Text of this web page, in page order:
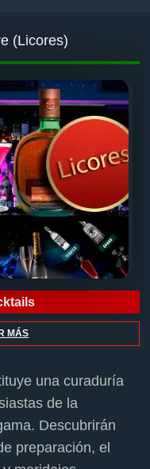
(Licores)
MÁS
una curaduría
de la
Descubrirán
preparación, el